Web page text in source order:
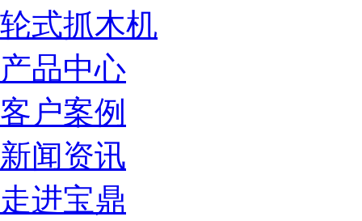
轮式抓木机
产品中心
客户案例
新闻资讯
走进宝鼎